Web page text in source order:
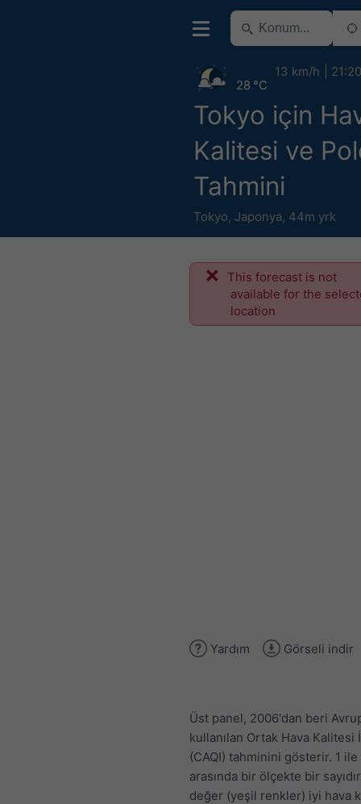
Tokyo için
Kalitesi ve
Tahmini
Tokyo, Japonya, 44m yrk
28 °C
13 km/h 21:20
This forecast is not
available for the
location
Yardım Görseli indir
Üst panel, 2006'dan beri
kullanılan Ortak Hava Kalitesi
(CAQI) tahminini gösterir. 1 ile
arasında bir ölçekte bir
değer (yeşil renkler) iyi hava